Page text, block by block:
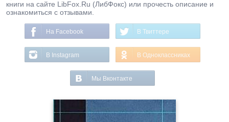
книги на сайте LibFox.Ru (ЛибФокс) или прочесть описание и
ознакомиться с отзывами.
На Facebook В Твиттере
В Instagram В Одноклассниках
Мы Вконтакте